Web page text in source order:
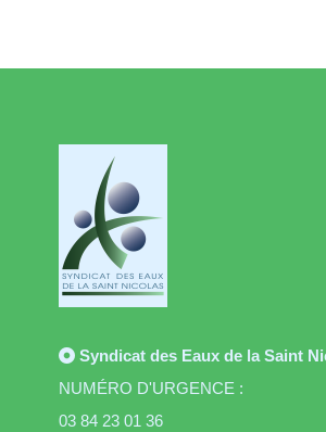
Syndicat des Eaux de la Saint
NUMÉRO D'URGENCE :
03 84 23 01 36